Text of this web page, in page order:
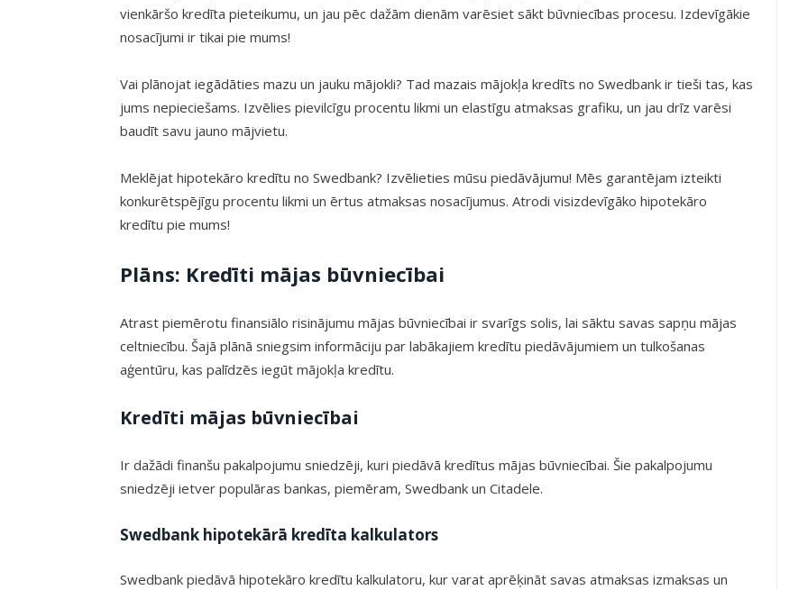
vienkāršo kredīta pieteikumu, un jau pēc dažām dienām varēsiet sākt būvniecības procesu. Izdevīgākie
nosacījumi ir tikai pie mums!
Vai plānojat iegādāties mazu un jauku mājokli? Tad mazais mājokļa kredīts no Swedbank ir tieši tas, kas
jums nepieciešams. Izvēlies pievilcīgu procentu likmi un elastīgu atmaksas grafiku, un jau drīz varēsi
baudīt savu jauno mājvietu.
Meklējat hipotekāro kredītu no Swedbank? Izvēlieties mūsu piedāvājumu! Mēs garantējam izteikti
konkurētspējīgu procentu likmi un ērtus atmaksas nosacījumus. Atrodi visizdevīgāko hipotekāro
kredītu pie mums!
Plāns: Kredīti mājas būvniecībai
Atrast piemērotu finansiālo risinājumu mājas būvniecībai ir svarīgs solis, lai sāktu savas sapņu mājas
celtniecību. Šajā plānā sniegsim informāciju par labākajiem kredītu piedāvājumiem un tulkošanas
aģentūru, kas palīdzēs iegūt mājokļa kredītu.
Kredīti mājas būvniecībai
Ir dažādi finanšu pakalpojumu sniedzēji, kuri piedāvā kredītus mājas būvniecībai. Šie pakalpojumu
sniedzēji ietver populāras bankas, piemēram, Swedbank un Citadele.
Swedbank hipotekārā kredīta kalkulators
Swedbank piedāvā hipotekāro kredītu kalkulatoru, kur varat aprēķināt savas atmaksas izmaksas un